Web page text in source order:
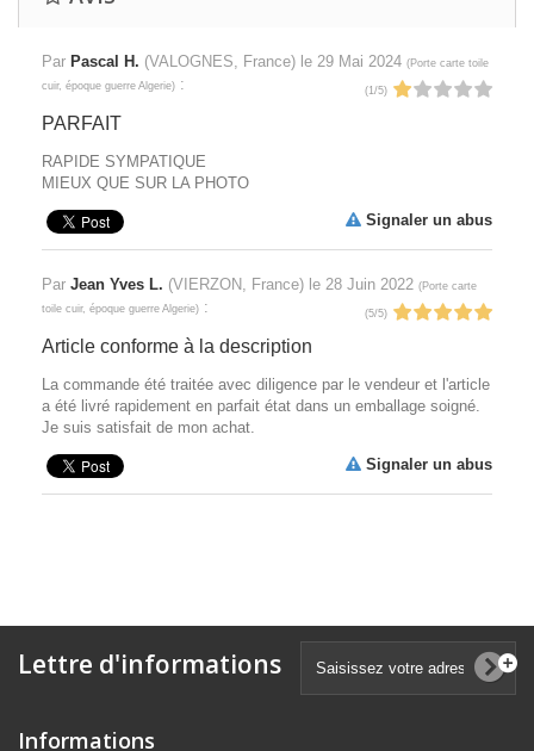
Par Pascal H. (VALOGNES, France) le 29 Mai 2024 (Porte carte toile
cuir, époque guerre Algerie) : (1/5)
PARFAIT
RAPIDE SYMPATIQUE
MIEUX QUE SUR LA PHOTO
Signaler un abus
Par Jean Yves L. (VIERZON, France) le 28 Juin 2022 (Porte carte
toile cuir, époque guerre Algerie) : (5/5)
Article conforme à la description
La commande été traitée avec diligence par le vendeur et l'article
a été livré rapidement en parfait état dans un emballage soigné.
Je suis satisfait de mon achat.
Signaler un abus
Lettre d'informations
Informations